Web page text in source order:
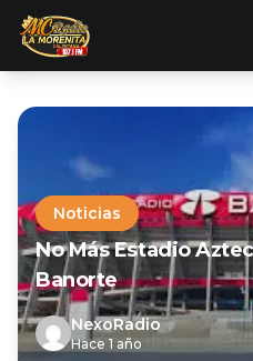
Noticias
No Más Estadio
Banorte
NexoRadio
Hace 1 año